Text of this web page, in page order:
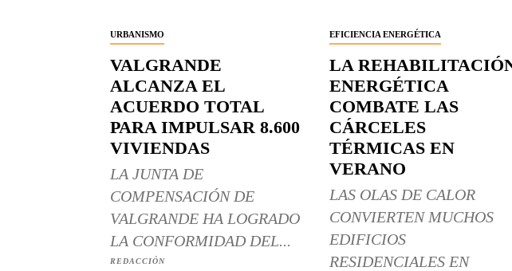
URBANISMO
VALGRANDE
ALCANZA EL
ACUERDO TOTAL
PARA IMPULSAR 8.600
VIVIENDAS
LA JUNTA DE
COMPENSACIÓN DE
VALGRANDE HA LOGRADO
LA CONFORMIDAD DEL...
REDACCIÓN
EFICIENCIA ENERGÉTICA
LA
ENERGÉTICA
COMBATE LAS
CÁRCELES
TÉRMICAS EN
VERANO
LAS OLAS DE CALOR
CONVIERTEN MUCHOS
EDIFICIOS
RESIDENCIALES EN